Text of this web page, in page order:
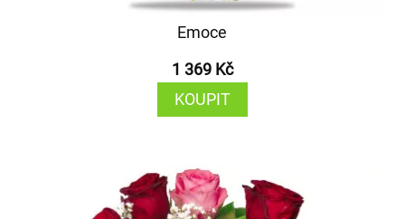
Emoce
1 369 Kč
KOUPIT